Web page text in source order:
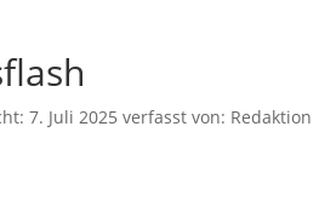
7. Juli 2025 verfasst von: Redaktion